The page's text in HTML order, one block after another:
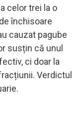
celor trei la o
închisoare
cauzat pagube
susțin că unul
ci doar la
Verdictul